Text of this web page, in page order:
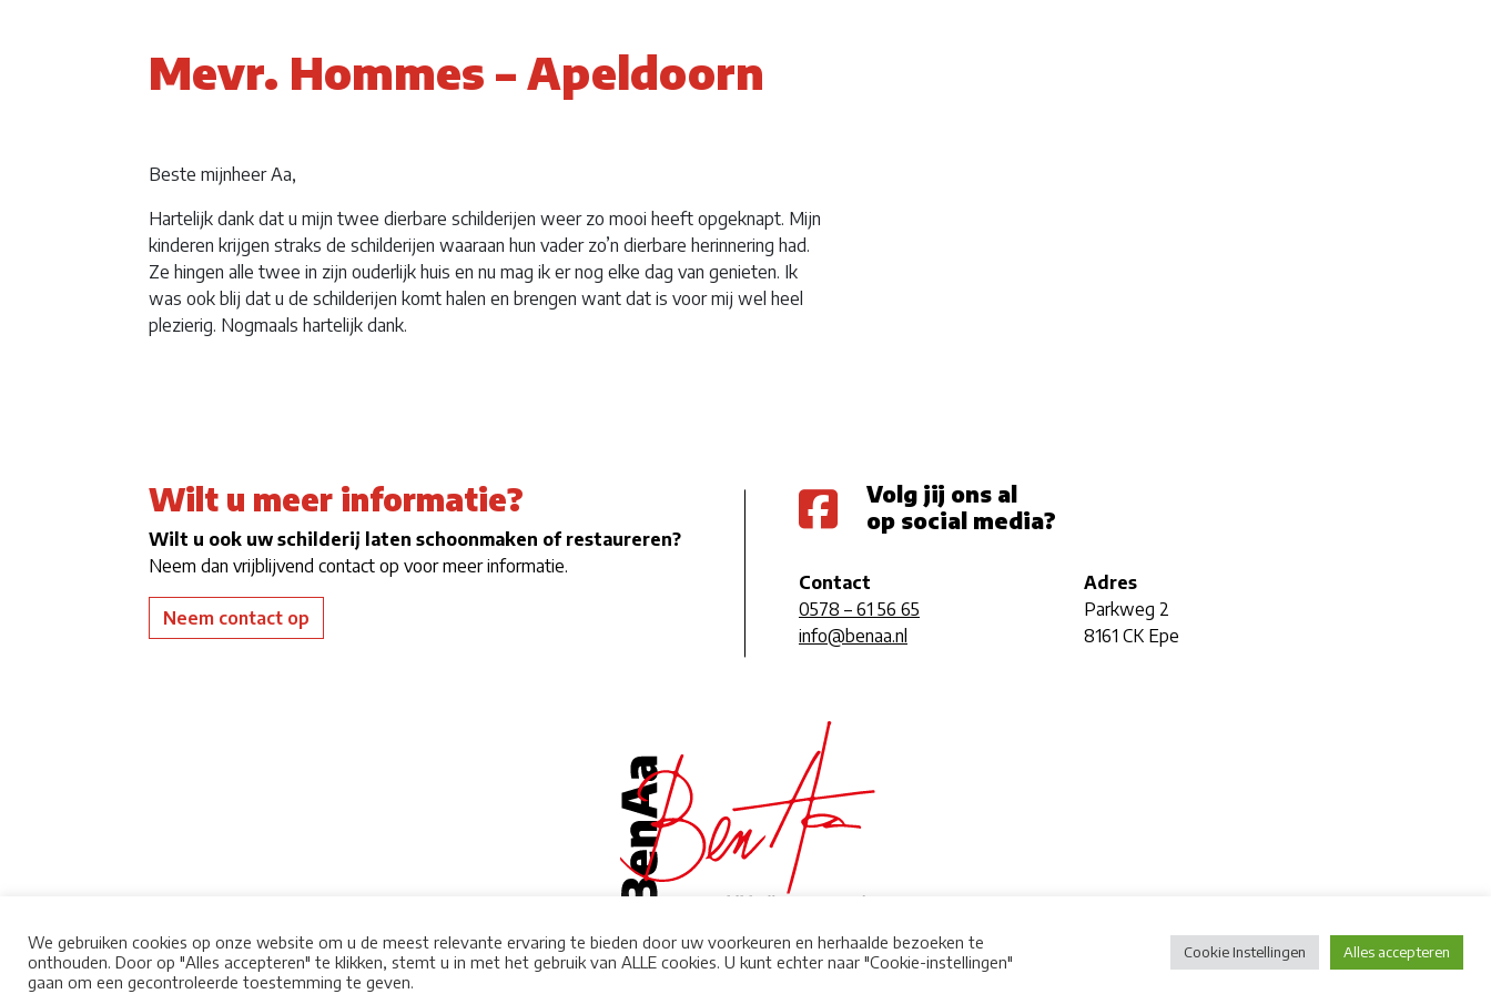
Mevr. Hommes – Apeldoorn
Beste mijnheer Aa,
Hartelijk dank dat u mijn twee dierbare schilderijen weer zo mooi heeft opgeknapt. Mijn
kinderen krijgen straks de schilderijen waaraan hun vader zo’n dierbare herinnering had.
Ze hingen alle twee in zijn ouderlijk huis en nu mag ik er nog elke dag van genieten. Ik
was ook blij dat u de schilderijen komt halen en brengen want dat is voor mij wel heel
plezierig. Nogmaals hartelijk dank.
Wilt u meer informatie?
Wilt u ook uw schilderij laten schoonmaken of restaureren?
Neem dan vrijblijvend contact op voor meer informatie.
Neem contact op
Volg jij ons al
op social media?
Contact
0578 – 61 56 65
info@benaa.nl
Adres
Parkweg 2
8161 CK Epe
© 2026 Ben Aa
We gebruiken cookies op onze website om u de meest relevante ervaring te bieden door uw voorkeuren en herhaalde bezoeken te
onthouden. Door op "Alles accepteren" te klikken, stemt u in met het gebruik van ALLE cookies. U kunt echter naar "Cookie-instellingen"
gaan om een ​​gecontroleerde toestemming te geven.
Cookie Instellingen Alles accepteren